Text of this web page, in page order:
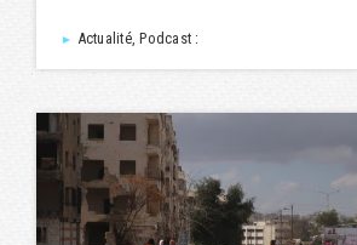
► Actualité, Podcast :